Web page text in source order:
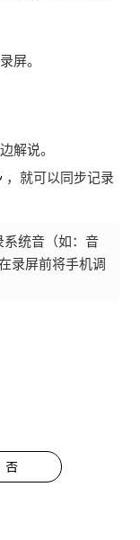
屏。
解说。
，就可以同步记录
系统音（如：音
录屏前将手机调
否